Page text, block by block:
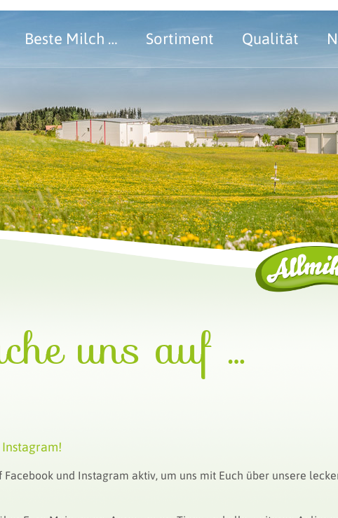
Beste Milch … Sortiment Qualität
uns auf …
Facebook und Instagram aktiv, um uns mit Euch über unsere